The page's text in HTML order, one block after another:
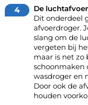
De
Dit onderdeel
afvoerdroger.
slang om de
vergeten bij
maar is net zo
schoonmaken
wasdroger en
Door ook de
houden